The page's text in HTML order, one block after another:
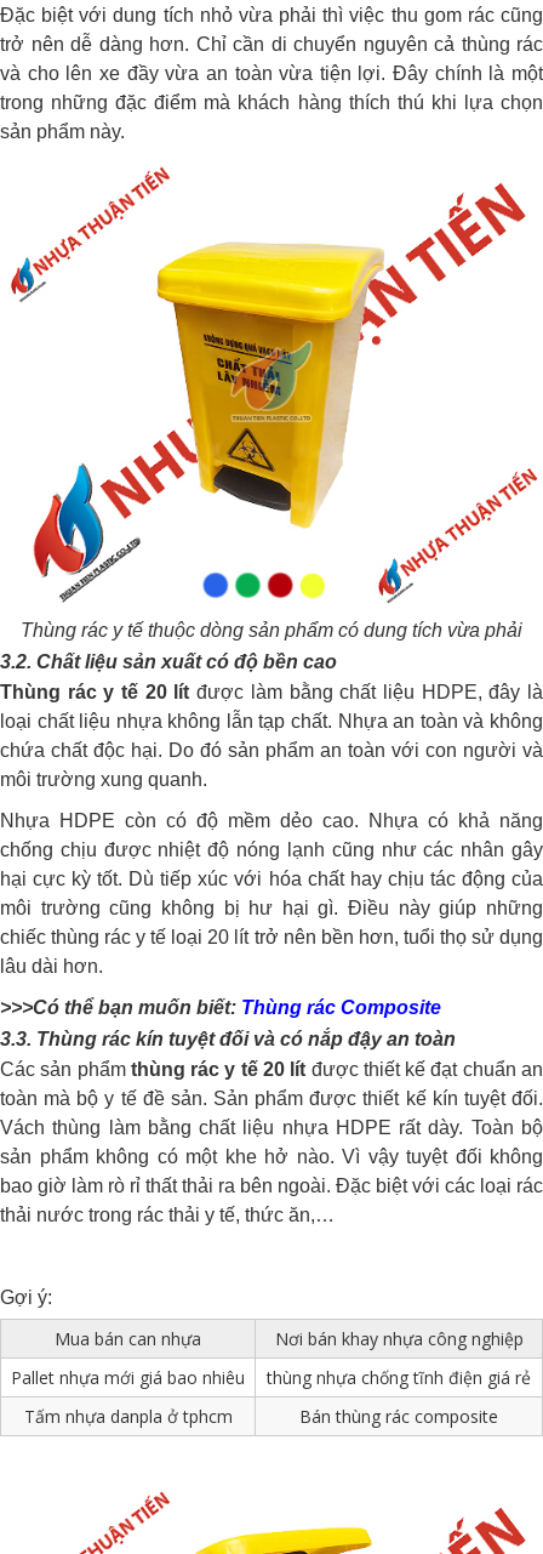
Đặc biệt với dung tích nhỏ vừa phải thì việc thu gom rác cũng
trở nên dễ dàng hơn. Chỉ cần di chuyển nguyên cả thùng rác
và cho lên xe đầy vừa an toàn vừa tiện lợi. Đây chính là một
trong những đặc điểm mà khách hàng thích thú khi lựa chọn
sản phẩm này.
Thùng rác y tế thuộc dòng sản phẩm có dung tích vừa phải
3.2. Chất liệu sản xuất có độ bền cao
Thùng rác y tế 20 lít được làm bằng chất liệu HDPE, đây là
loại chất liệu nhựa không lẫn tạp chất. Nhựa an toàn và không
chứa chất độc hại. Do đó sản phẩm an toàn với con người và
môi trường xung quanh.
Nhựa HDPE còn có độ mềm dẻo cao. Nhựa có khả năng
chống chịu được nhiệt độ nóng lạnh cũng như các nhân gây
hại cực kỳ tốt. Dù tiếp xúc với hóa chất hay chịu tác động của
môi trường cũng không bị hư hại gì. Điều này giúp những
chiếc thùng rác y tế loại 20 lít trở nên bền hơn, tuổi thọ sử dụng
lâu dài hơn.
>>>Có thể bạn muốn biết: Thùng rác Composite
3.3. Thùng rác kín tuyệt đối và có nắp đậy an toàn
Các sản phẩm thùng rác y tế 20 lít được thiết kế đạt chuẩn an
toàn mà bộ y tế đề sản. Sản phẩm được thiết kế kín tuyệt đối.
Vách thùng làm bằng chất liệu nhựa HDPE rất dày. Toàn bộ
sản phẩm không có một khe hở nào. Vì vậy tuyệt đối không
bao giờ làm rò rỉ thất thải ra bên ngoài. Đặc biệt với các loại rác
thải nước trong rác thải y tế, thức ăn,…
Gợi ý:
Mua bán can nhựa
Nơi bán khay nhựa công nghiệp
Pallet nhựa mới giá bao nhiêu
thùng nhựa chống tĩnh điện giá rẻ
Tấm nhựa danpla ở tphcm
Bán thùng rác composite